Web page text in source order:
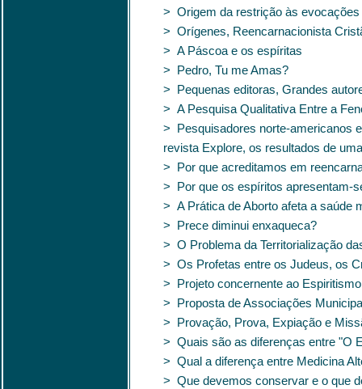
> Origem da restrição às
> Orígenes, Reencarnacionista
> A Páscoa e os espíritas
> Pedro, Tu me Amas?
> Pequenas editoras, Grandes
> A Pesquisa Qualitativa Entre a
> Pesquisadores norte-americanos
revista Explore, os resultados de
> Por que acreditamos em
> Por que os espíritos apresentam-
> A Prática de Aborto afeta a saúde
> Prece diminui enxaqueca?
> O Problema da Territorialização
> Os Profetas entre os Judeus, os
> Projeto concernente ao Espiritismo
> Proposta de Associações
> Provação, Prova, Expiação e
> Quais são as diferenças entre "O
> Qual a diferença entre Medicina
> Que devemos conservar e o que